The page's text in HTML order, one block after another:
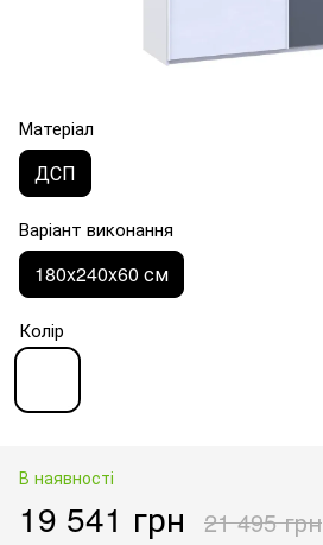
Матеріал
ДСП
Варіант виконання
180x240x60 см
Колір
В наявності
19 541 грн 21 495 грн